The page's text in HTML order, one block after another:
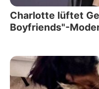
Charlotte lüftet
Boyfriends"-